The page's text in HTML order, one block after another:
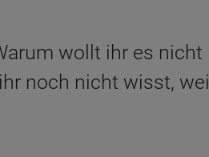
wollt ihr es nicht
noch nicht wisst, weil